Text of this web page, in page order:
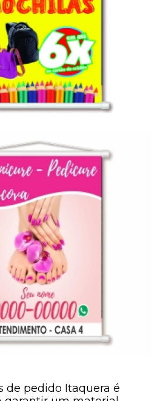
de pedido Itaquera é